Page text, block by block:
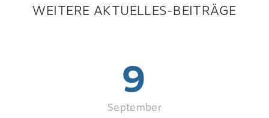
WEITERE AKTUELLES-BEITRÄGE
9
September